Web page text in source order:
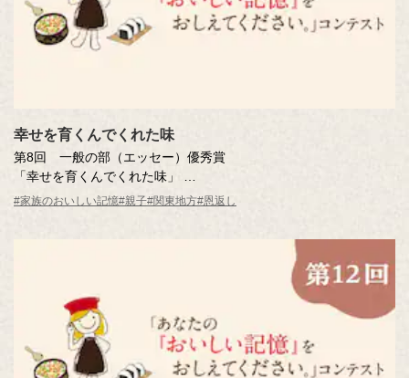
幸せを育くんでくれた味
第8回 一般の部（エッセー）優秀賞
「幸せを育くんでくれた味」
小林 千尋さん（埼玉県・47歳）
#家族のおいしい記憶#親子#関東地方#恩返し